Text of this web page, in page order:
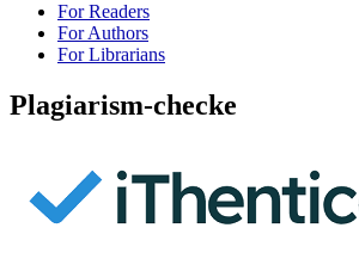
For Readers
For Authors
For Librarians
Plagiarism-checke